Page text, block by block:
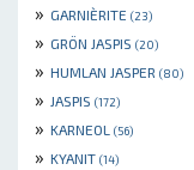
» GARNIÈRITE (23)
» GRÖN JASPIS (20)
» HUMLAN JASPER (80)
» JASPIS (172)
» KARNEOL (56)
» KYANIT (14)